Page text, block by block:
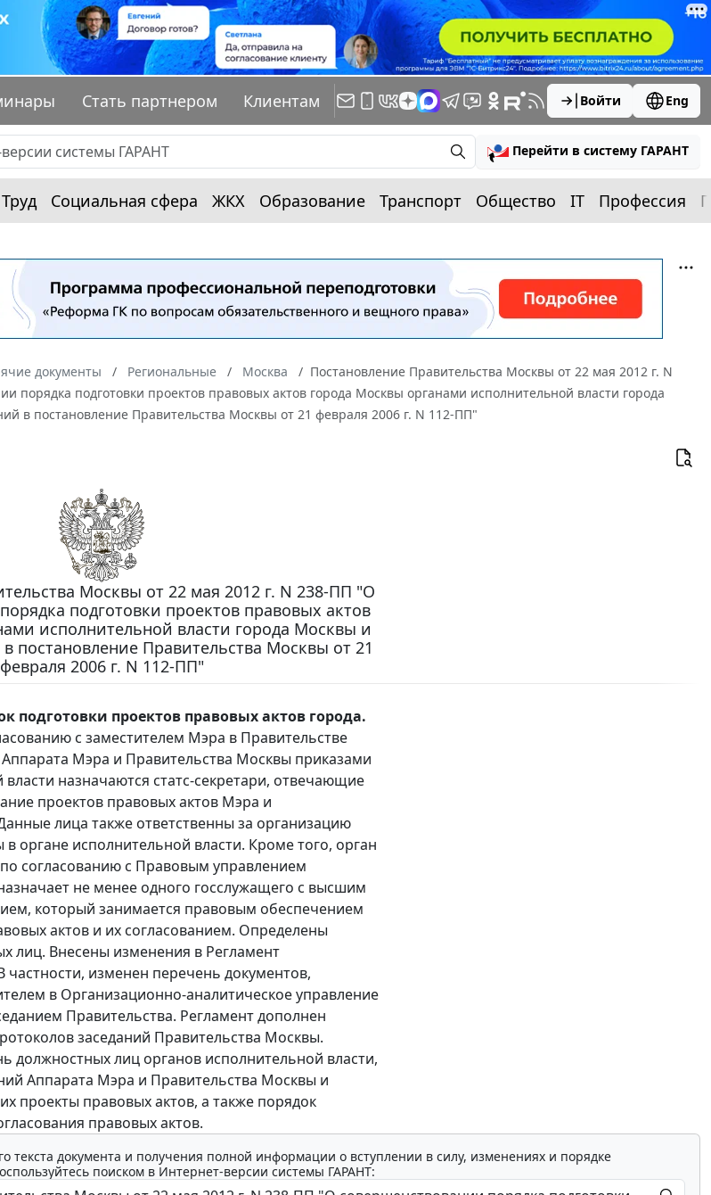
Стать партнером Клиентам Войти Eng
Перейти в систему ГАРАНТ
Труд Социальная сфера ЖКХ Образование Транспорт Общество IT Профессия
документы Региональные Москва
Постановление Правительства Москвы от 22 мая 2012 г. N
порядка подготовки проектов правовых актов города Москвы органами исполнительной власти города
в постановление Правительства Москвы от 21 февраля 2006 г. N 112-ПП"
Москвы от 22 мая 2012 г. N 238-ПП "О
подготовки проектов правовых актов
исполнительной власти города Москвы и
постановление Правительства Москвы от 21
февраля 2006 г. N 112-ПП"
подготовки проектов правовых актов города.
с заместителем Мэра в Правительстве
Мэра и Правительства Москвы приказами
назначаются статс-секретари, отвечающие
проектов правовых актов Мэра и
лица также ответственны за организацию
органе исполнительной власти. Кроме того, орган
согласованию с Правовым управлением
не менее одного госслужащего с высшим
который занимается правовым обеспечением
актов и их согласованием. Определены
лиц. Внесены изменения в Регламент
изменен перечень документов,
в Организационно-аналитическое управление
Правительства. Регламент дополнен
заседаний Правительства Москвы.
должностных лиц органов исполнительной власти,
Аппарата Мэра и Правительства Москвы и
проекты правовых актов, а также порядок
правовых актов.
текста документа и получения полной информации о вступлении в силу, изменениях и порядке
поиском в Интернет-версии системы ГАРАНТ: